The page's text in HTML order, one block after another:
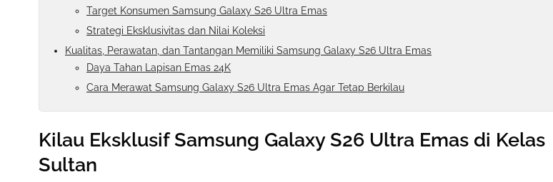
Target Konsumen Samsung Galaxy S26 Ultra Emas
Strategi Eksklusivitas dan Nilai Koleksi
Kualitas, Perawatan, dan Tantangan Memiliki Samsung Galaxy S26 Ultra Emas
Daya Tahan Lapisan Emas 24K
Cara Merawat Samsung Galaxy S26 Ultra Emas Agar Tetap Berkilau
Kilau Eksklusif Samsung Galaxy S26 Ultra Emas di Kelas
Sultan